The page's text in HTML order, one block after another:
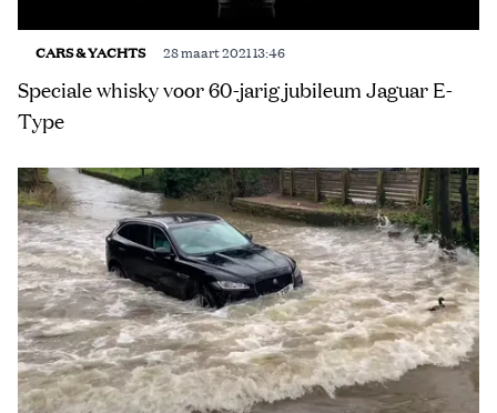
CARS & YACHTS 28 maart 2021 13:46
Speciale whisky voor 60-jarig jubileum Jaguar E-
Type